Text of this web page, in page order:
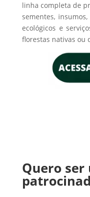
linha completa de
sementes,
ecológicos e
florestas nativas ou
Quero ser